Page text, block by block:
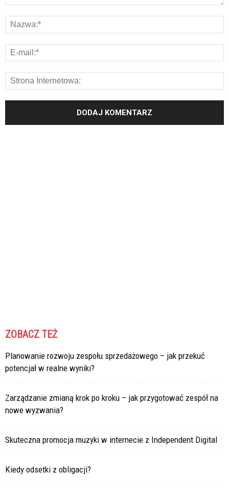
ZOBACZ TEŻ
Planowanie rozwoju zespołu sprzedażowego – jak przekuć
potencjał w realne wyniki?
Zarządzanie zmianą krok po kroku – jak przygotować zespół na
nowe wyzwania?
Skuteczna promocja muzyki w internecie z Independent Digital
Kiedy odsetki z obligacji?